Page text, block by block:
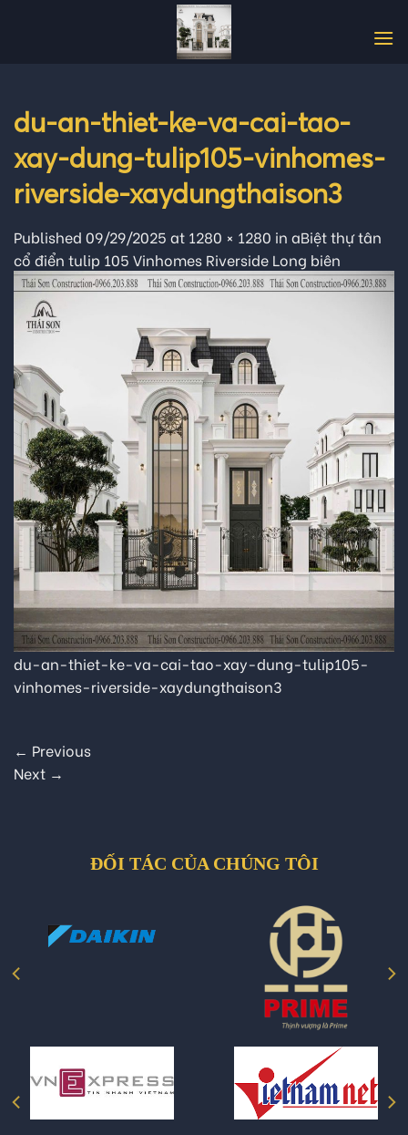
du-an-thiet-ke-va-cai-tao-
xay-dung-tulip105-vinhomes-
riverside-xaydungthaison3
Published 09/29/2025 at 1280 × 1280 in aBiệt thự tân
cổ điển tulip 105 Vinhomes Riverside Long biên
du-an-thiet-ke-va-cai-tao-xay-dung-tulip105-
vinhomes-riverside-xaydungthaison3
← Previous
Next →
ĐỐI TÁC CỦA CHÚNG TÔI